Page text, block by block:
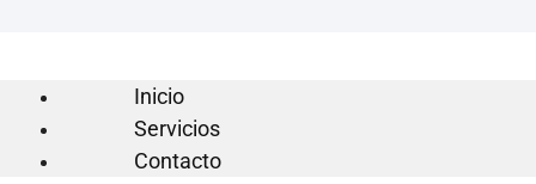
Inicio
Servicios
Contacto